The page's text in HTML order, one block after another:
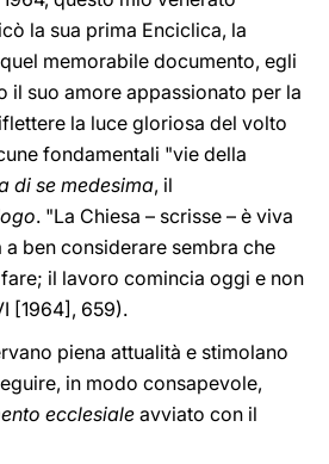
la sua prima Enciclica, la
memorabile documento, egli
il suo amore appassionato per la
la luce gloriosa del volto
fondamentali "vie della
di se medesima, il
. "La Chiesa – scrisse – è viva
ben considerare sembra che
il lavoro comincia oggi e non
[1964], 659).
piena attualità e stimolano
in modo consapevole,
ecclesiale avviato con il